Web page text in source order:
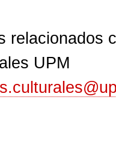
relacionados
UPM